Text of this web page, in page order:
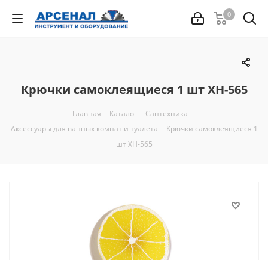
0
Крючки самоклеящиеся 1 шт XH-565
Главная - Каталог - Сантехника -
Аксессуары для ванных комнат и туалета - Крючки самоклеящиеся 1
шт XH-565